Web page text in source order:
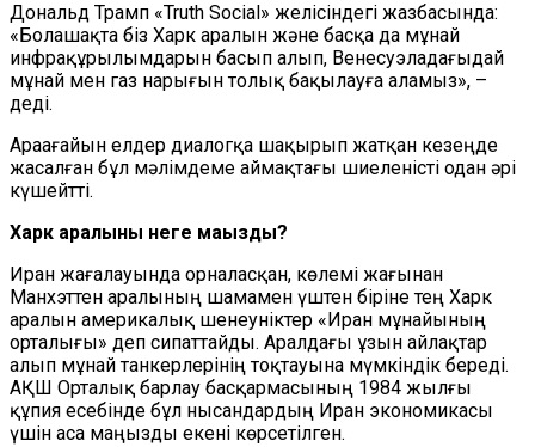
Дональд Трамп «Truth Social» желісіндегі жазбасында:
«Болашақта біз Харк аралын және басқа да мұнай
инфрақұрылымдарын басып алып, Венесуэладағыдай
мұнай мен газ нарығын толық бақылауға аламыз», –
деді.
Араағайын елдер диалогқа шақырып жатқан кезеңде
жасалған бұл мәлімдеме аймақтағы шиеленісті одан әрі
күшейтті.
Харк аралыны неге маңызды?
Иран жағалауында орналасқан, көлемі жағынан
Манхэттен аралының шамамен үштен біріне тең Харк
аралын америкалық шенеуніктер «Иран мұнайының
орталығы» деп сипаттайды. Аралдағы ұзын айлақтар
алып мұнай танкерлерінің тоқтауына мүмкіндік береді.
АҚШ Орталық барлау басқармасының 1984 жылғы
құпия есебінде бұл нысандардың Иран экономикасы
үшін аса маңызды екені көрсетілген.